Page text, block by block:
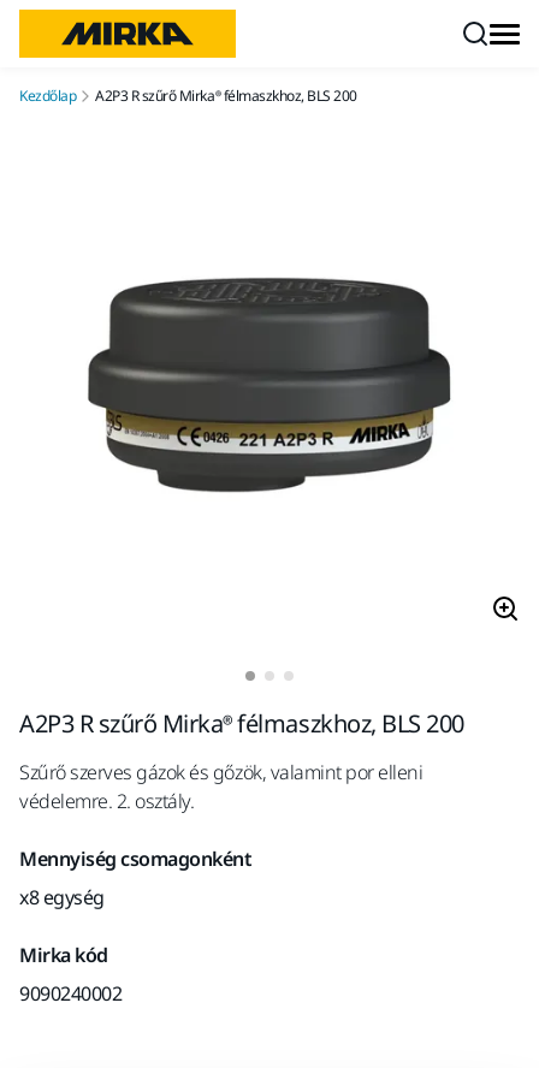
Kezdőlap A2P3 R szűrő Mirka® félmaszkhoz, BLS 200
A2P3 R szűrő Mirka® félmaszkhoz, BLS 200
Szűrő szerves gázok és gőzök, valamint por elleni
védelemre. 2. osztály.
Mennyiség csomagonként
x8 egység
Mirka kód
9090240002